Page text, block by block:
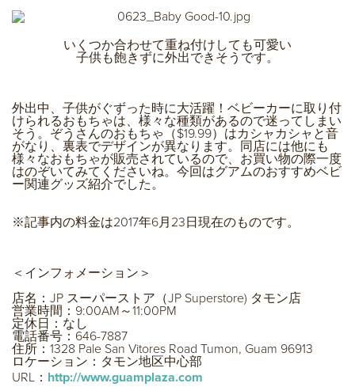
いくつか合わせて重ね付けしても可愛い
子供も飽きずに外出できそうです。
外出中、子供がぐずった時に大活躍！ベビーカーに取り付
けられるおもちゃは、様々な種類があるので迷ってしまい
そう。ぞうさんのおもちゃ（$19.99）はカシャカシャと音
がなり、裏表でデザインが異なります。同店には他にも
様々なおもちゃが販売されているので、お買い物の際一度
はのぞいてみてくださいね。今回はグアムのおすすめベビ
ー関連グッズ紹介でした。
※記事内の料金は2017年6月23日現在のものです。
＜インフォメーション＞
店名：JP スーパーストア（JP Superstore) タモン店
営業時間：9:00AM～11:00PM
定休日：なし
電話番号：646-7887
住所：1328 Pale San Vitores Road Tumon, Guam 96913
ロケーション：タモン地区中心部
URL： http://www.guamplaza.com